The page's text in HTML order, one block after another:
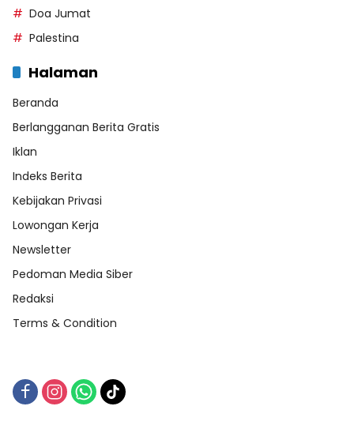
Doa Jumat
Palestina
Halaman
Beranda
Berlangganan Berita Gratis
Iklan
Indeks Berita
Kebijakan Privasi
Lowongan Kerja
Newsletter
Pedoman Media Siber
Redaksi
Terms & Condition